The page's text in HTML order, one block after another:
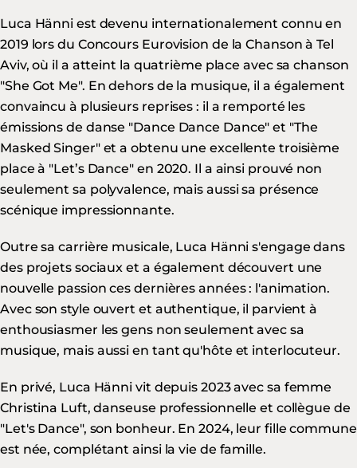
Luca Hänni est devenu internationalement connu en
2019 lors du Concours Eurovision de la Chanson à Tel
Aviv, où il a atteint la quatrième place avec sa chanson
"She Got Me". En dehors de la musique, il a également
convaincu à plusieurs reprises : il a remporté les
émissions de danse "Dance Dance Dance" et "The
Masked Singer" et a obtenu une excellente troisième
place à "Let’s Dance" en 2020. Il a ainsi prouvé non
seulement sa polyvalence, mais aussi sa présence
scénique impressionnante.
Outre sa carrière musicale, Luca Hänni s'engage dans
des projets sociaux et a également découvert une
nouvelle passion ces dernières années : l'animation.
Avec son style ouvert et authentique, il parvient à
enthousiasmer les gens non seulement avec sa
musique, mais aussi en tant qu'hôte et interlocuteur.
En privé, Luca Hänni vit depuis 2023 avec sa femme
Christina Luft, danseuse professionnelle et collègue de
"Let's Dance", son bonheur. En 2024, leur fille commune
est née, complétant ainsi la vie de famille.